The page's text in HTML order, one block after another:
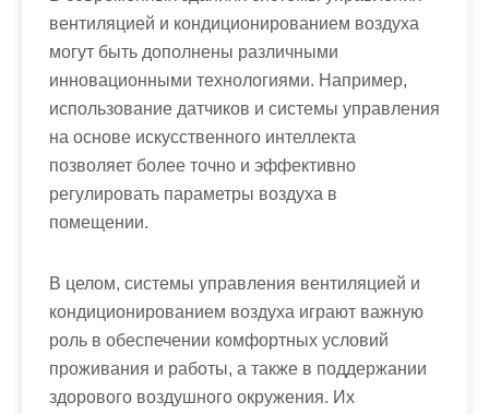
вентиляцией и кондиционированием воздуха
могут быть дополнены различными
инновационными технологиями. Например,
использование датчиков и системы управления
на основе искусственного интеллекта
позволяет более точно и эффективно
регулировать параметры воздуха в
помещении.
В целом, системы управления вентиляцией и
кондиционированием воздуха играют важную
роль в обеспечении комфортных условий
проживания и работы, а также в поддержании
здорового воздушного окружения. Их